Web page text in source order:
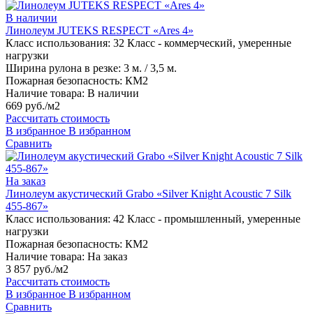
В наличии
Линолеум JUTEKS RESPECT «Ares 4»
Класс использования: 32 Класс - коммерческий, умеренные
нагрузки
Ширина рулона в резке: 3 м. / 3,5 м.
Пожарная безопасность: КМ2
Наличие товара: В наличии
669 руб./м2
Рассчитать стоимость
В избранное В избранном
Сравнить
На заказ
Линолеум акустический Grabo «Silver Knight Acoustic 7 Silk
455-867»
Класс использования: 42 Класс - промышленный, умеренные
нагрузки
Пожарная безопасность: КМ2
Наличие товара: На заказ
3 857 руб./м2
Рассчитать стоимость
В избранное В избранном
Сравнить